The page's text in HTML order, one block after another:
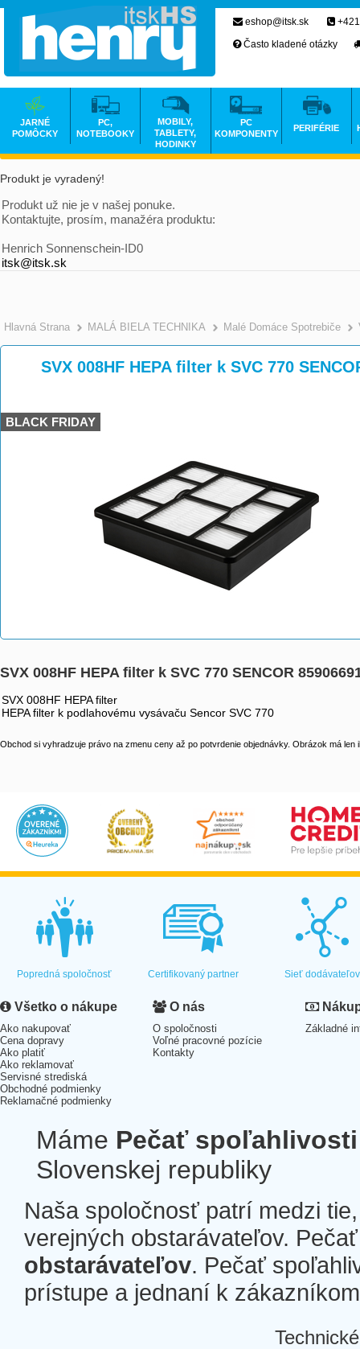
Produkt je vyradený!
Produkt už nie je v našej ponuke.
Kontaktujte, prosím, manažéra produktu:
Henrich Sonnenschein-ID0
itsk@itsk.sk
Hlavná Strana >
MALÁ BIELA TECHNIKA >
Malé Domáce Spotrebiče
SVX 008HF HEPA filter k SVC 770
BLACK FRIDAY
SVX 008HF HEPA filter k SVC 770 SENCOR
SVX 008HF HEPA filter
HEPA filter k podlahovému vysávaču Sencor SVC 770
Obchod si vyhradzuje právo na zmenu ceny až po potvrdenie objednávky. Obrázok má len
eshop@itsk.sk
Často kladené otázky
JARNÉ
POMÔCKY
PC,
NOTEBOOKY
MOBILY,
TABLETY,
HODINKY
PC
KOMPONENTY
PERIFÉRIE
Popredná spoločnosť Certifikovaný partner Sieť dodávateľov
Všetko o nákupe
Ako nakupovať
Cena dopravy
Ako platiť
Ako reklamovať
Servisné strediská
Obchodné podmienky
Reklamačné podmienky
O nás
O spoločnosti
Voľné pracovné pozície
Kontakty
Základné
Máme Pečať spoľahlivosti
Slovenskej republiky
Naša spoločnosť patrí medzi
verejných obstarávateľov.
obstarávateľov. Pečať
prístupe a jednaní k